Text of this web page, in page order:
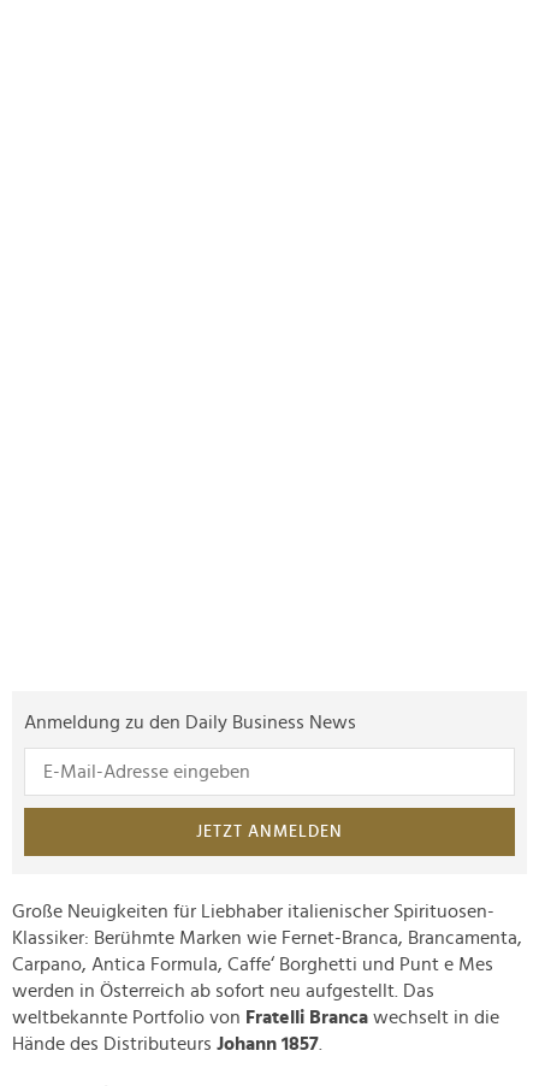
Anmeldung zu den Daily Business News
JETZT ANMELDEN
Große Neuigkeiten für Liebhaber italienischer Spirituosen-
Klassiker: Berühmte Marken wie Fernet-Branca, Brancamenta,
Carpano, Antica Formula, Caffe‘ Borghetti und Punt e Mes
werden in Österreich ab sofort neu aufgestellt. Das
weltbekannte Portfolio von Fratelli Branca wechselt in die
Hände des Distributeurs Johann 1857